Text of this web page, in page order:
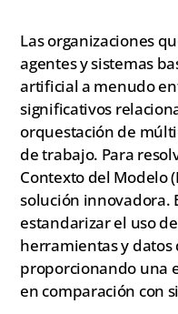
Las organizaciones
agentes y sistemas
artificial a menudo
significativos
orquestación de
de trabajo. Para
Contexto del Modelo
solución innovadora.
estandarizar el uso
herramientas y datos
proporcionando una
en comparación con